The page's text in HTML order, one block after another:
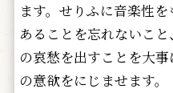
ます。せりふに音楽性
あることを忘れないこ
の哀愁を出すことを大
の意欲をにじませます。